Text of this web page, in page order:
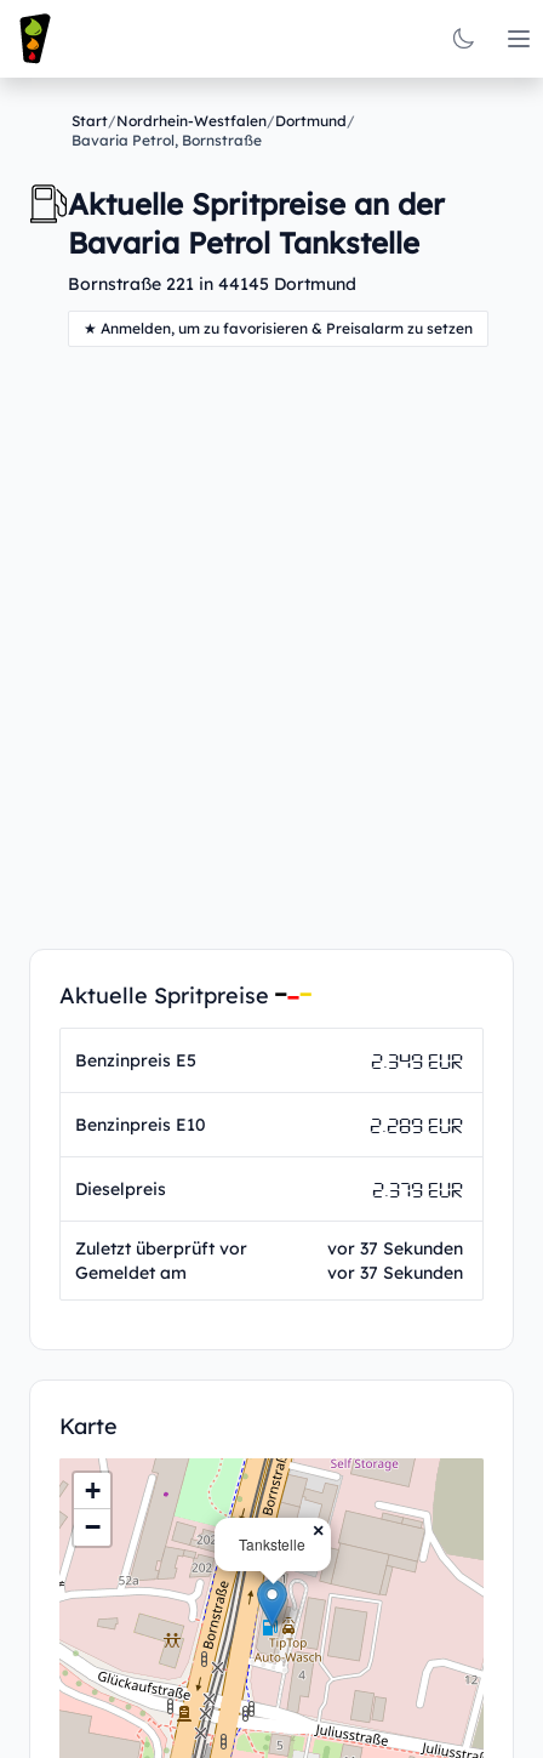
Start/Nordrhein-Westfalen/Dortmund/
Bavaria Petrol, Bornstraße
Aktuelle Spritpreise an der
Bavaria Petrol Tankstelle
Bornstraße 221 in 44145 Dortmund
★ Anmelden, um zu favorisieren & Preisalarm zu setzen
Aktuelle Spritpreise
Benzinpreis E5 2.349 EUR
Benzinpreis E10 2.289 EUR
Dieselpreis 2.379 EUR
Zuletzt überprüft vor
Gemeldet am
vor 37 Sekunden
vor 37 Sekunden
Karte
Tankstelle
×
+
−